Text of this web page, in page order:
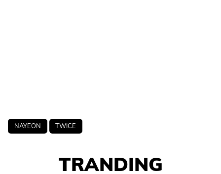
NAYEON TWICE
TRANDING